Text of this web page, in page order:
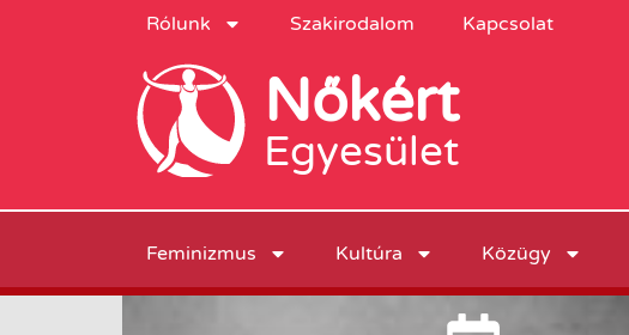
Rólunk Szakirodalom Kapcsolat
Nőkért
Egyesület
Feminizmus Kultúra Közügy